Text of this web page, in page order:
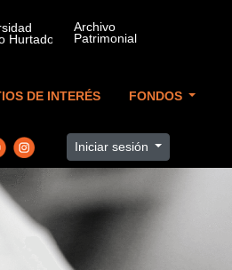
DE INTERÉS FONDOS
Iniciar sesión